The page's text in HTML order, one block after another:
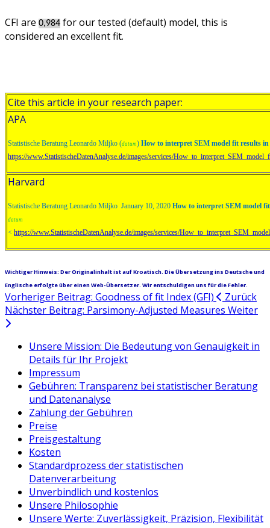
CFI are 0,984 for our tested (default) model, this is
considered an excellent fit.
Cite this article in your research paper:
APA
Statistische Beratung Leonardo Miljko (datum) How to interpret SEM model fit results
https://www.StatistischeDatenAnalyse.de/images/services/
Harvard
Statistische Beratung Leonardo Miljko January 10, 2020 How to interpret SEM model
datum
< https://www.StatistischeDatenAnalyse.de/images/services/
Wichtiger Hinweis: Der Originalinhalt ist auf Kroatisch. Die Übersetzung ins Deutsche und
Englische erfolgte über einen Web-Übersetzer. Wir entschuldigen uns für die Fehler.
Vorheriger Beitrag: Goodness of fit Index (GFI)
Zurück
Nächster Beitrag: Parsimony-Adjusted Measures Weiter
Unsere Mission: Die Bedeutung von Genauigkeit in
Details für Ihr Projekt
Impressum
Gebühren: Transparenz bei statistischer Beratung
und Datenanalyse
Zahlung der Gebühren
Preise
Preisgestaltung
Kosten
Standardprozess der statistischen
Datenverarbeitung
Unverbindlich und kostenlos
Unsere Philosophie
Unsere Werte: Zuverlässigkeit, Präzision, Flexibilität